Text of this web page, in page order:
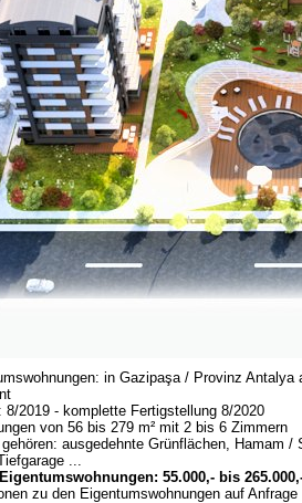
in Gazipaşa / Provinz
8/2019 - komplette Fertigstellung 8/2020
von 56 bis 279 m² mit 2 bis 6 Zimmern
ausgedehnte Grünflächen, Hamam
...
55.000,- bis
zu den Eigentumswohnungen auf Anfrage